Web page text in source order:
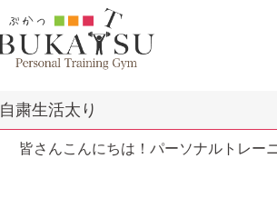
自粛生活太り
皆さんこんにちは！パーソナルトレー